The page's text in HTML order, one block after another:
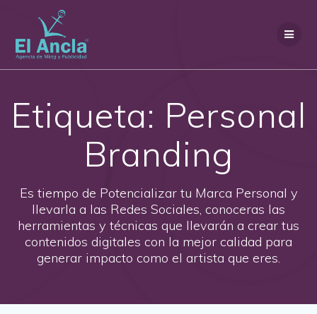
Etiqueta: Personal
Branding
Es tiempo de Potencializar tu Marca Personal y
llevarla a las Redes Sociales, conoceras las
herramientas y técnicas que llevarán a crear tus
contenidos digitales con la mejor calidad para
generar impacto como el artista que eres.